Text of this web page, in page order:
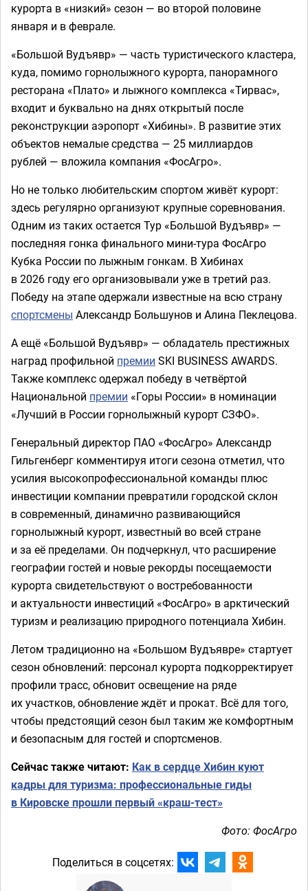
курорта в «низкий» сезон — во второй половине
января и в феврале.
«Большой Вудъявр» — часть туристического кластера,
куда, помимо горнолыжного курорта, панорамного
ресторана «Плато» и лыжного комплекса «Тирвас»,
входит и буквально на днях открытый после
реконструкции аэропорт «Хибины». В развитие этих
объектов немалые средства — 25 миллиардов
рублей — вложила компания «ФосАгро».
Но не только любительским спортом живёт курорт:
здесь регулярно организуют крупные соревнования.
Одним из таких остается Тур «Большой Вудъявр» —
последняя гонка финального мини-тура ФосАгро
Кубка России по лыжным гонкам. В Хибинах
в 2026 году его организовывали уже в третий раз.
Победу на этапе одержали известные на всю страну
спортсмены Александр Большунов и Алина Пеклецова.
А ещё «Большой Вудъявр» — обладатель престижных
наград профильной премии SKI BUSINESS AWARDS.
Также комплекс одержал победу в четвёртой
Национальной премии «Горы России» в номинации
«Лучший в России горнолыжный курорт СЗФО».
Генеральный директор ПАО «ФосАгро» Александр
Гильгенберг комментируя итоги сезона отметил, что
усилия высокопрофессиональной команды плюс
инвестиции компании превратили городской склон
в современный, динамично развивающийся
горнолыжный курорт, известный во всей стране
и за её пределами. Он подчеркнул, что расширение
географии гостей и новые рекорды посещаемости
курорта свидетельствуют о востребованности
и актуальности инвестиций «ФосАгро» в арктический
туризм и реализацию природного потенциала Хибин.
Летом традиционно на «Большом Вудъявре» стартует
сезон обновлений: персонал курорта подкорректирует
профили трасс, обновит освещение на ряде
их участков, обновление ждёт и прокат. Всё для того,
чтобы предстоящий сезон был таким же комфортным
и безопасным для гостей и спортсменов.
Сейчас также читают: Как в сердце Хибин куют
кадры для туризма: профессиональные гиды
в Кировске прошли первый «краш-тест»
Фото: ФосАгро
Поделиться в соцсетях: